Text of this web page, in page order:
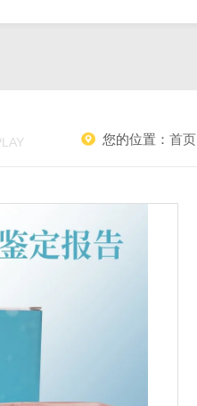
您的位置：首页